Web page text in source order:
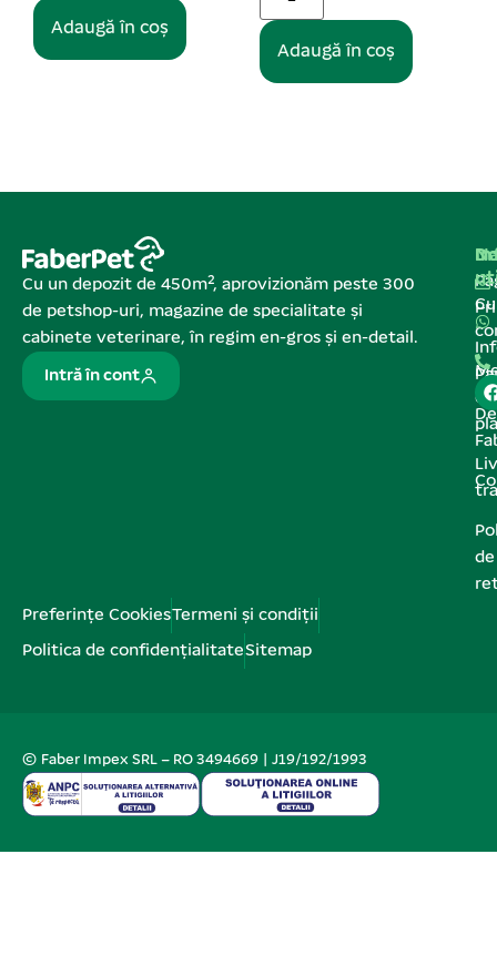
Adaugă în coș Adaugă în coș
Cu un depozit de 450m², aprovizionăm peste 300
de petshop-uri, magazine de specialitate și
cabinete veterinare, în regim en-gros și en-detail.
Intră în cont
de
de
Preferințe CookiesTermeni și condiții
Politica de confidențialitateSitemap
© Faber Impex SRL – RO 3494669 | J19/192/1993